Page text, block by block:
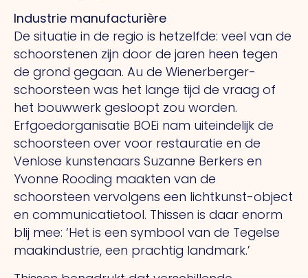
Industrie manufacturière
De situatie in de regio is hetzelfde: veel van de
schoorstenen zijn door de jaren heen tegen
de grond gegaan. Au de Wienerberger-
schoorsteen was het lange tijd de vraag of
het bouwwerk gesloopt zou worden.
Erfgoedorganisatie BOEi nam uiteindelijk de
schoorsteen over voor restauratie en de
Venlose kunstenaars Suzanne Berkers en
Yvonne Rooding maakten van de
schoorsteen vervolgens een lichtkunst-object
en communicatietool. Thissen is daar enorm
blij mee: ‘Het is een symbool van de Tegelse
maakindustrie, een prachtig landmark.’